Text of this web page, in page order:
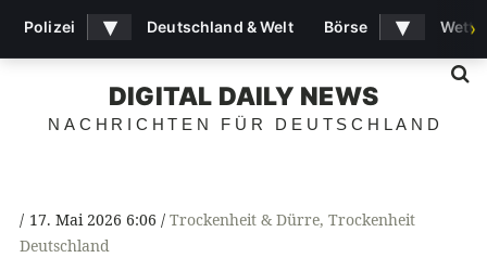
DIGITAL DAILY NEWS
NACHRICHTEN FÜR DEUTSCHLAND
17. Mai 2026 6:06 Trockenheit & Dürre, Trockenheit
Deutschland
Polizei ▾ Deutschland & Welt Börse ▾ ›